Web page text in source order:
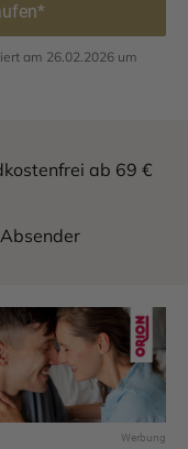
am 26.02.2026 um
ab 69 €